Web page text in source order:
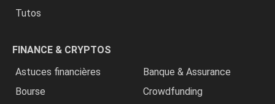
Tutos
FINANCE & CRYPTOS
Astuces financières
Banque & Assurance
Bourse
Crowdfunding